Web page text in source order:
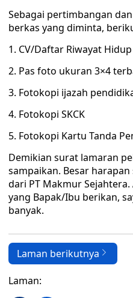
Sebagai pertimbangan
berkas yang diminta,
1. CV/Daftar Riwayat Hidup
2. Pas foto ukuran 3×4
3. Fotokopi ijazah
4. Fotokopi SKCK
5. Fotokopi Kartu Tanda
Demikian surat lamaran
sampaikan. Besar
dari PT Makmur
yang Bapak/Ibu berikan,
banyak.
Laman berikutnya
Laman: